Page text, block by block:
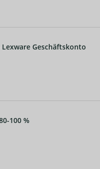
Geschäftskonto
100 %